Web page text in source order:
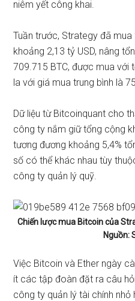
niêm yết công khai.
Tuần trước, Strategy đã
khoảng 2,13 tỷ USD, nâng
709.715 BTC, được mua với
la với giá mua trung bình là
Dữ liệu từ Bitcoinquant cho
công ty nắm giữ tổng cộng
tương đương khoảng 5,4%
số có thể khác nhau tùy
công ty quản lý quỹ.
Chiến lược mua Bitcoin của
Nguồn:
Việc Bitcoin và Ether ngày
ít các tập đoàn đặt ra câu
công ty quản lý tài chính